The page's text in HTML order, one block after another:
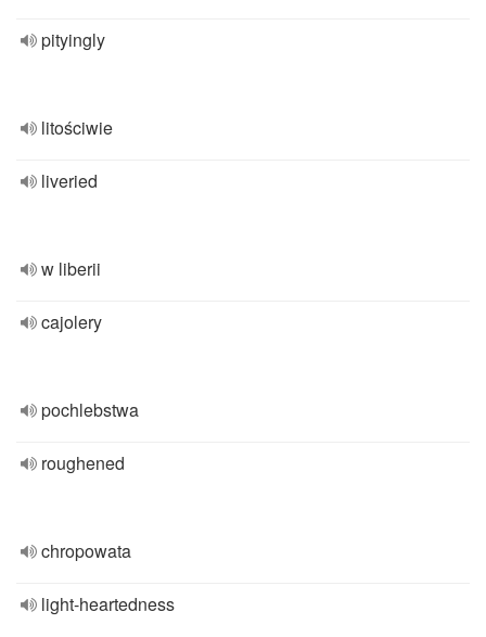
pityingly
litościwie
liveried
w liberii
cajolery
pochlebstwa
roughened
chropowata
light-heartedness